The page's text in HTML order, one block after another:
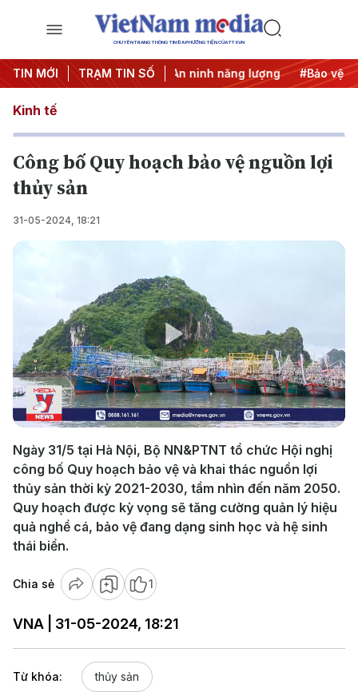
CHUYÊN TRANG THÔNG TIN ĐA PHƯƠNG TIỆN CỦA TTXVN
TIN MỚI TRẠM TIN SỐ
thẳng Trung Đông #An ninh năng lượng #Bảo vệ nền
Kinh tế
Công bố Quy hoạch bảo vệ nguồn lợi
thủy sản
31-05-2024, 18:21
Play
Video
Ngày 31/5 tại Hà Nội, Bộ NN&PTNT tổ chức Hội nghị
công bố Quy hoạch bảo vệ và khai thác nguồn lợi
thủy sản thời kỳ 2021-2030, tầm nhìn đến năm 2050.
Quy hoạch được kỳ vọng sẽ tăng cường quản lý hiệu
quả nghề cá, bảo vệ đang dạng sinh học và hệ sinh
thái biển.
Chia sẻ 1
VNA | 31-05-2024, 18:21
Từ khóa: thủy sản